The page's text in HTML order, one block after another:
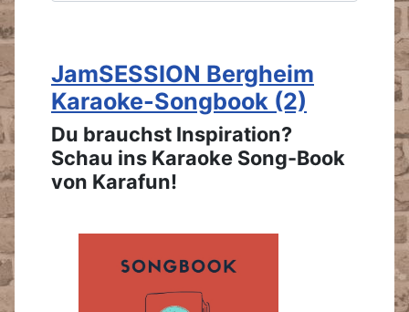
JamSESSION Bergheim
Karaoke-Songbook (2)
Du brauchst Inspiration?
Schau ins Karaoke Song-Book
von Karafun!